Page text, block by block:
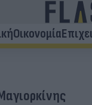
Οικονομία